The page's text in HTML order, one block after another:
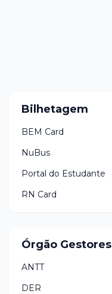
Bilhetagem
BEM Card
NuBus
Portal do Estudante
RN Card
Órgão Gestores
ANTT
DER